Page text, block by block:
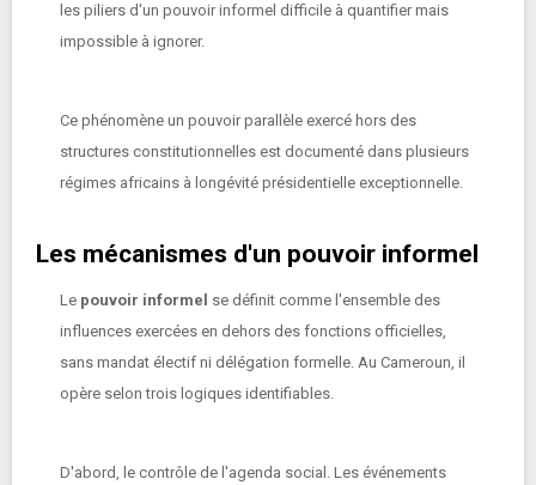
les piliers d'un pouvoir informel difficile à quantifier mais
impossible à ignorer.
Ce phénomène un pouvoir parallèle exercé hors des
structures constitutionnelles est documenté dans plusieurs
régimes africains à longévité présidentielle exceptionnelle.
Les mécanismes d'un pouvoir informel
Le pouvoir informel se définit comme l'ensemble des
influences exercées en dehors des fonctions officielles,
sans mandat électif ni délégation formelle. Au Cameroun, il
opère selon trois logiques identifiables.
D'abord, le contrôle de l'agenda social. Les événements